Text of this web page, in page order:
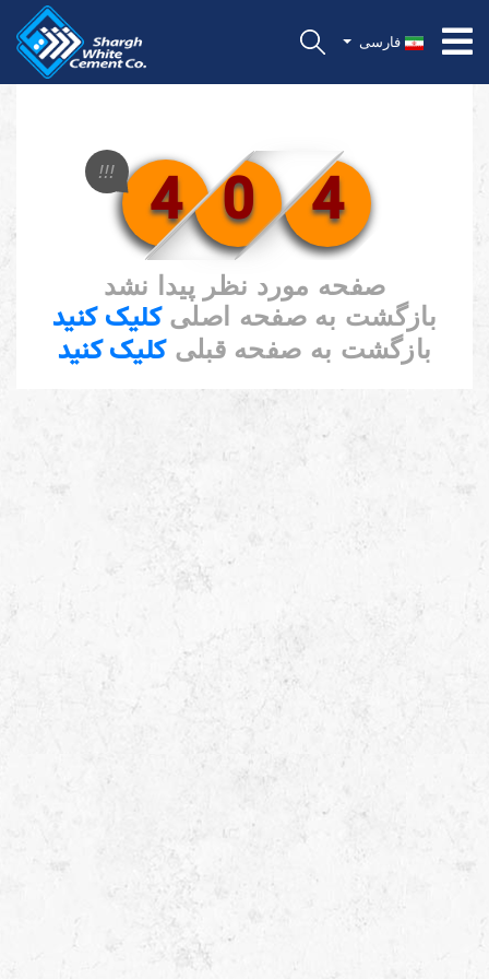
فارسی
4 0 4
!!!
صفحه مورد نظر پیدا نشد
بازگشت به صفحه اصلیکلیک کنید
بازگشت به صفحه قبلیکلیک کنید